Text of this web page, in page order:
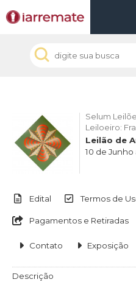
Selum
Leiloeiro:
Leilão de
10 de Junho
Edital Termos de
Pagamentos e Retiradas
Contato Exposição
Descrição